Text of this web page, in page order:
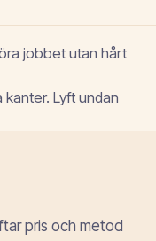
jobbet utan hårt
Lyft undan
pris och metod